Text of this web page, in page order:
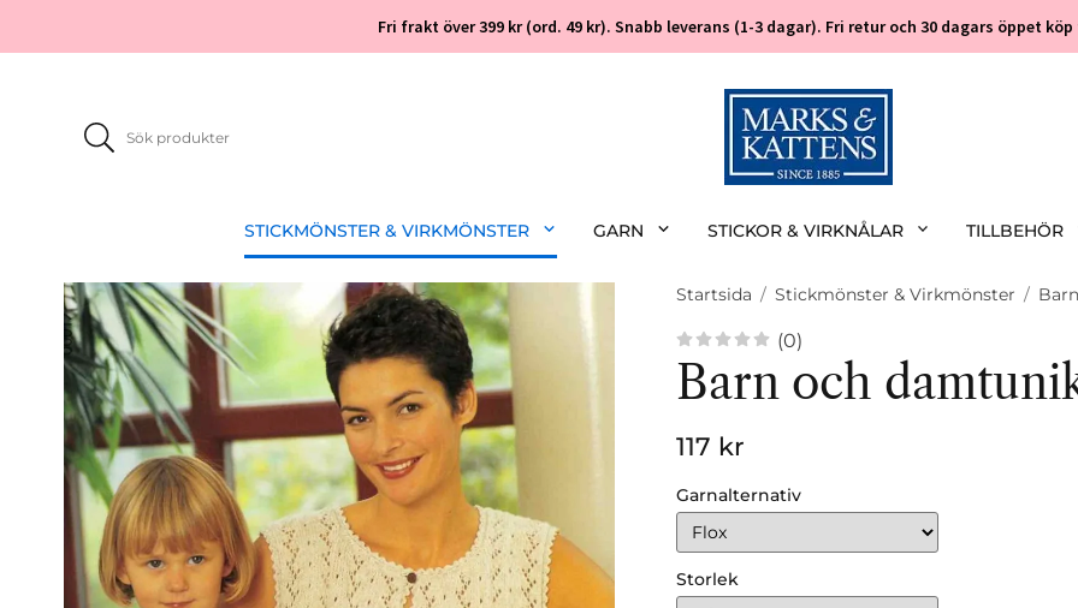
Fri frakt över 399 kr (ord. 49 kr). Snabb leverans (1-3 dagar). Fri retur och 30 dagars öppet
STICKMÖNSTER & VIRKMÖNSTER GARN STICKOR & VIRKNÅLAR TILLBEHÖR
Startsida / Stickmönster & Virkmönster / Barn
(0)
Barn och
117 kr
Garnalternativ
Storlek